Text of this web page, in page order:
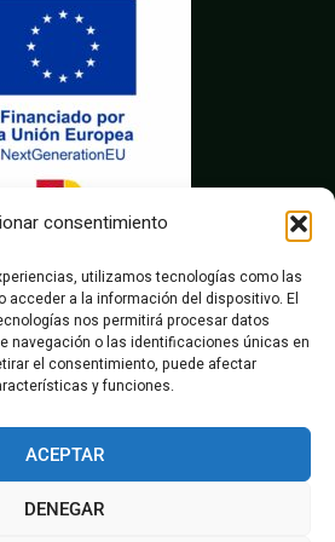
consentimiento
utilizamos tecnologías como las
acceder a la información del dispositivo. El
nos permitirá procesar datos
navegación o las identificaciones únicas en
el consentimiento, puede afectar
y funciones.
ACEPTAR
DENEGAR
Juridicas